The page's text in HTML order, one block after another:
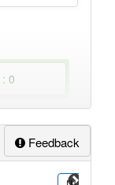
: 0
Feedback
ru